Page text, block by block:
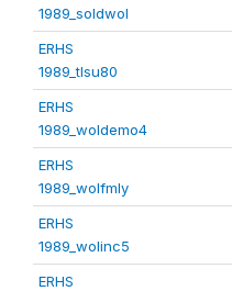
1989_soldwol
ERHS
1989_tlsu80
ERHS
1989_woldemo4
ERHS
1989_wolfmly
ERHS
1989_wolinc5
ERHS